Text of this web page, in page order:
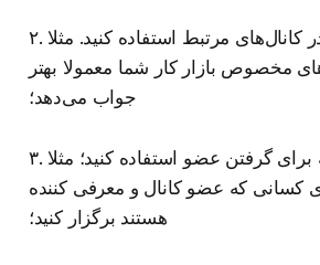
۲. از تبلیغات هدفمند در کانال‌های مرتبط استفاده کنید. مثلا
مخصوص بازار کار شما معمولا بهتر
جواب می‌دهد؛
۳. از مسابقه و هدیه برای گرفتن عضو استفاده کنید؛ مثلا
کسانی که عضو کانال و معرفی‌ کننده
هستند برگزار کنید؛